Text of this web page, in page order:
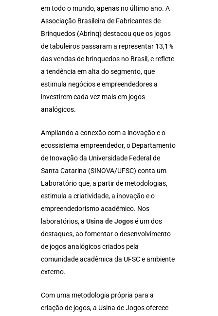
em todo o mundo, apenas no último ano. A
Associação Brasileira de Fabricantes de
Brinquedos (Abrinq) destacou que os jogos
de tabuleiros passaram a representar 13,1%
das vendas de brinquedos no Brasil, e reflete
a tendência em alta do segmento, que
estimula negócios e empreendedores a
investirem cada vez mais em jogos
analógicos.
Ampliando a conexão com a inovação e o
ecossistema empreendedor, o Departamento
de Inovação da Universidade Federal de
Santa Catarina (SINOVA/UFSC) conta um
Laboratório que, a partir de metodologias,
estimula a criatividade, a inovação e o
empreendedorismo acadêmico. Nos
laboratórios, a Usina de Jogosé um dos
destaques, ao fomentar o desenvolvimento
de jogos analógicos criados pela
comunidade acadêmica da UFSC e ambiente
externo.
Com uma metodologia própria para a
criação de jogos, a Usina de Jogos oferece